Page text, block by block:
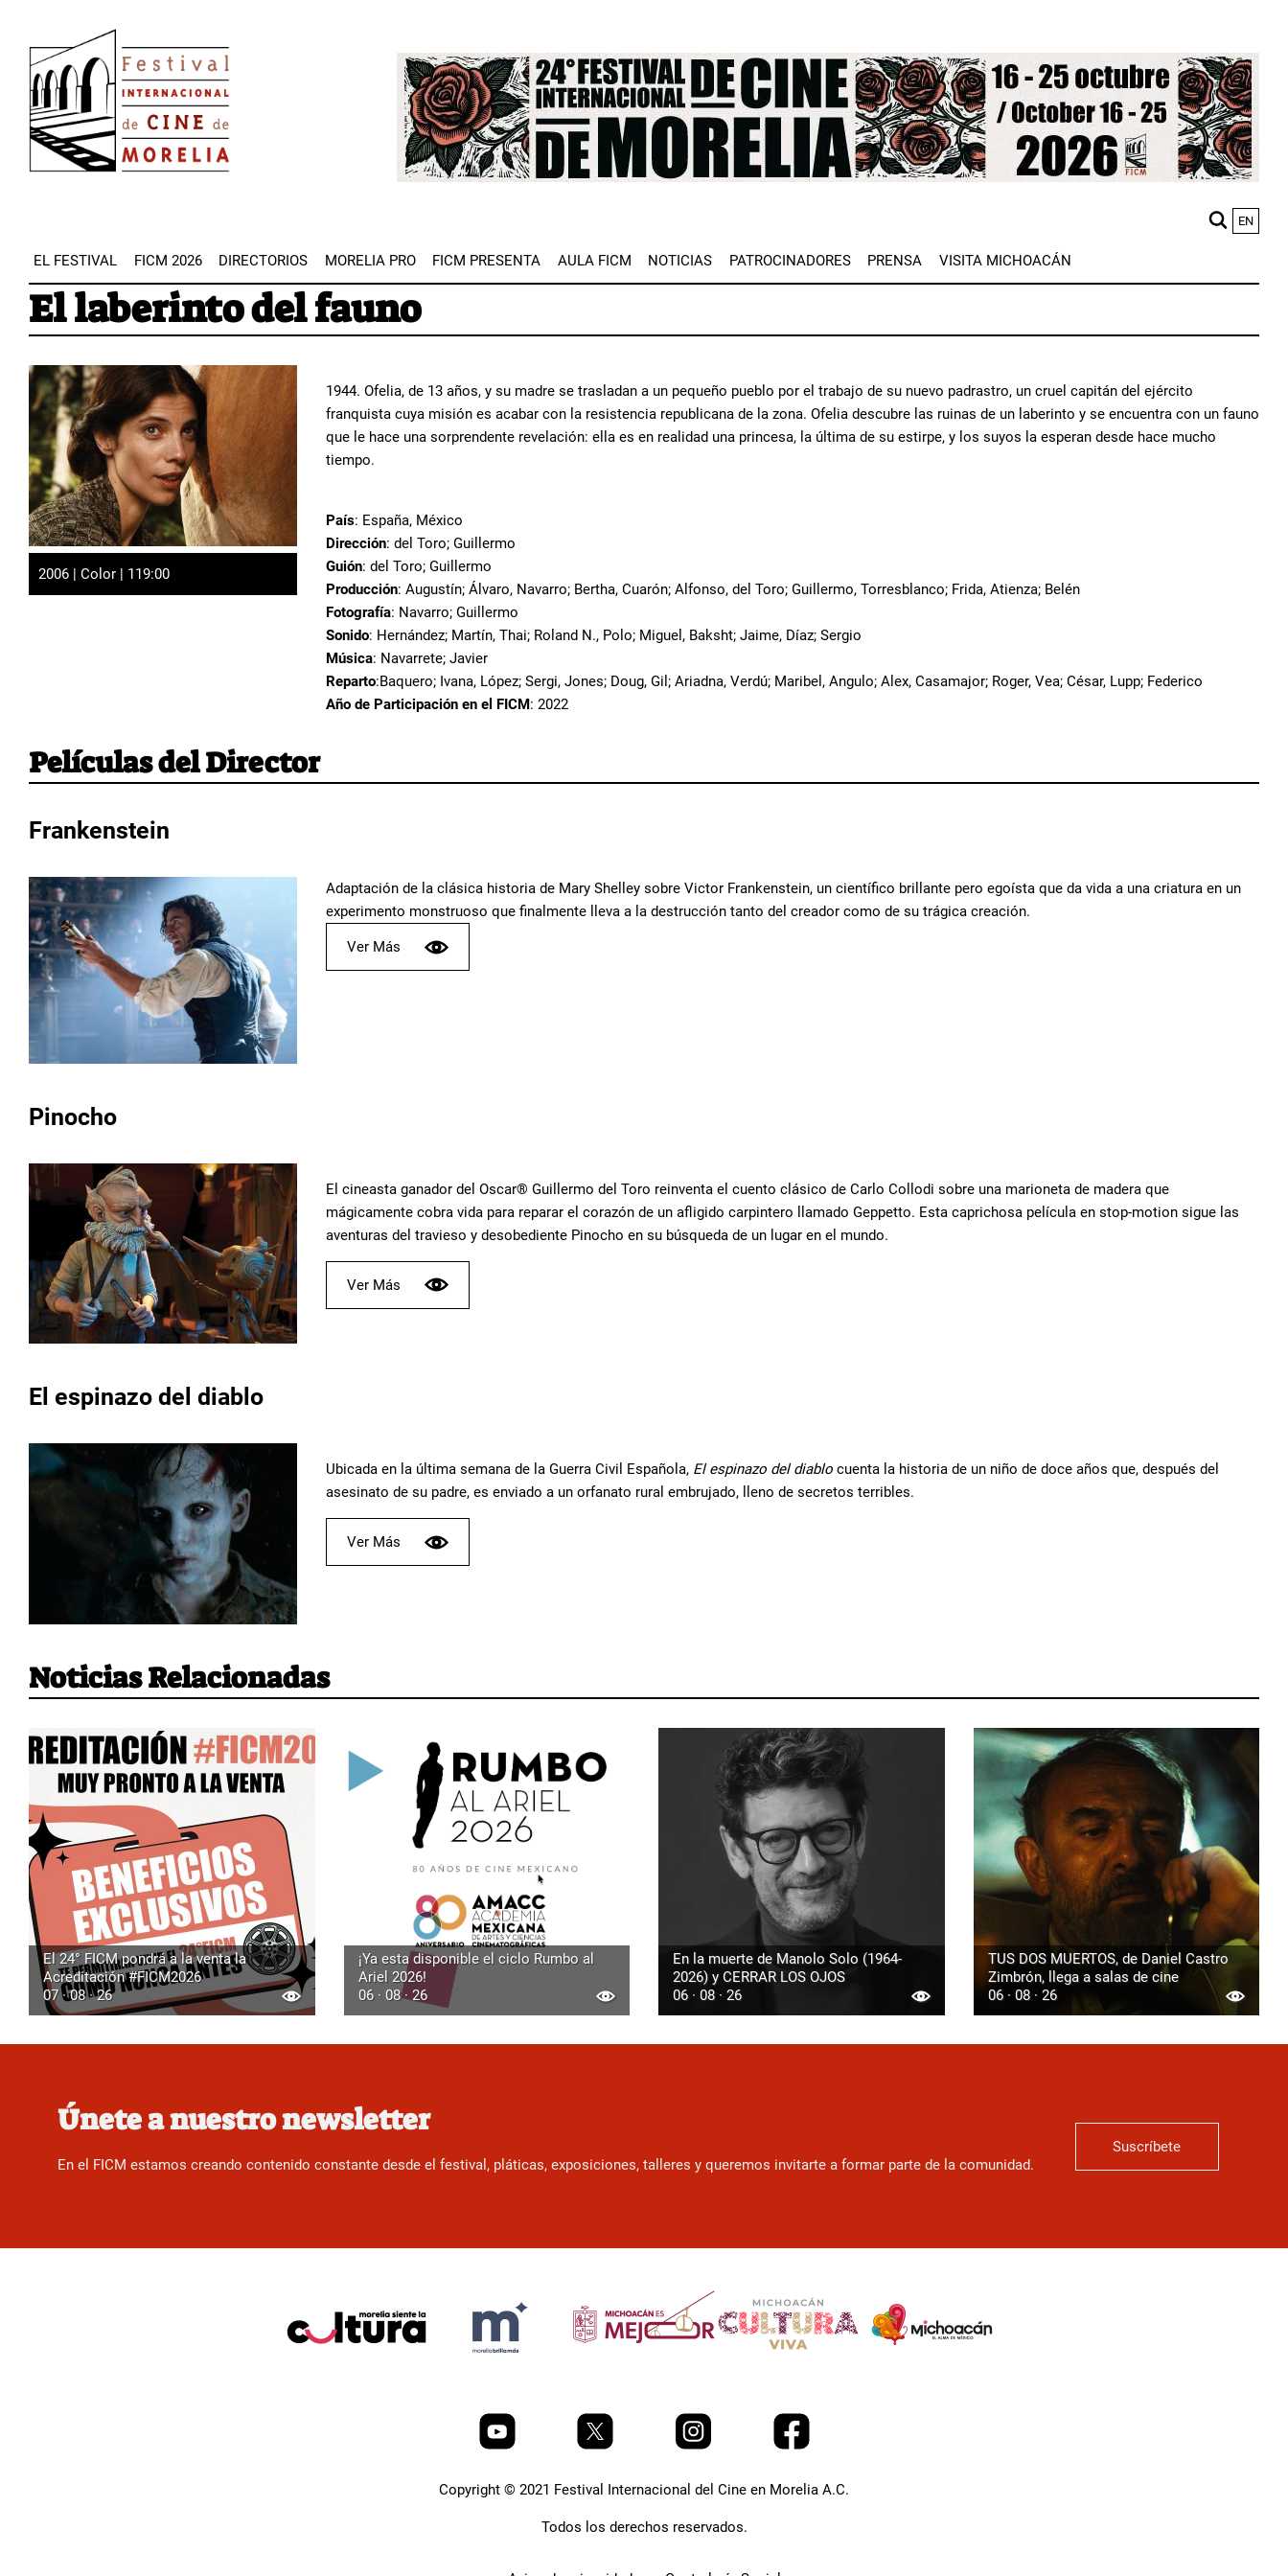
contenido
principal
Image
EN
EL FESTIVAL FICM 2026 DIRECTORIOS MORELIA PRO FICM PRESENTA AULA FICM NOTICIAS PATROCINADORES PRENSA VISITA MICHOACÁN
El laberinto del fauno
2006 | Color | 119:00
1944. Ofelia, de 13 años, y su madre se trasladan a un pequeño pueblo por el trabajo de su nuevo padrastro, un cruel capitán del ejército
franquista cuya misión es acabar con la resistencia republicana de la zona. Ofelia descubre las ruinas de un laberinto y se encuentra con un fauno
que le hace una sorprendente revelación: ella es en realidad una princesa, la última de su estirpe, y los suyos la esperan desde hace mucho
tiempo.
País: España, México
Dirección: del Toro; Guillermo
Guión: del Toro; Guillermo
Producción: Augustín; Álvaro, Navarro; Bertha, Cuarón; Alfonso, del Toro; Guillermo, Torresblanco; Frida, Atienza; Belén
Fotografía: Navarro; Guillermo
Sonido: Hernández; Martín, Thai; Roland N., Polo; Miguel, Baksht; Jaime, Díaz; Sergio
Música: Navarrete; Javier
Reparto:Baquero; Ivana, López; Sergi, Jones; Doug, Gil; Ariadna, Verdú; Maribel, Angulo; Alex, Casamajor; Roger, Vea; César, Lupp; Federico
Año de Participación en el FICM: 2022
Películas del Director
Frankenstein
Adaptación de la clásica historia de Mary Shelley sobre Victor Frankenstein, un científico brillante pero egoísta que da vida a una criatura en un
experimento monstruoso que finalmente lleva a la destrucción tanto del creador como de su trágica creación.
Ver Más
Pinocho
El cineasta ganador del Oscar® Guillermo del Toro reinventa el cuento clásico de Carlo Collodi sobre una marioneta de madera que
mágicamente cobra vida para reparar el corazón de un afligido carpintero llamado Geppetto. Esta caprichosa película en stop-motion sigue las
aventuras del travieso y desobediente Pinocho en su búsqueda de un lugar en el mundo.
Ver Más
El espinazo del diablo
Ubicada en la última semana de la Guerra Civil Española, El espinazo del diablo cuenta la historia de un niño de doce años que, después del
asesinato de su padre, es enviado a un orfanato rural embrujado, lleno de secretos terribles.
Ver Más
Noticias Relacionadas
El 24° FICM pondrá a la venta la
Acreditación #FICM2026
07 · 08 · 26
¡Ya esta disponible el ciclo Rumbo al
Ariel 2026!
06 · 08 · 26
En la muerte de Manolo Solo (1964-
2026) y CERRAR LOS OJOS
06 · 08 · 26
TUS DOS MUERTOS, de Daniel Castro
Zimbrón, llega a salas de cine
06 · 08 · 26
Únete a nuestro newsletter
En el FICM estamos creando contenido constante desde el festival, pláticas, exposiciones, talleres y queremos invitarte a formar parte de la comunidad.
Suscríbete
Copyright © 2021 Festival Internacional del Cine en Morelia A.C.
Todos los derechos reservados.